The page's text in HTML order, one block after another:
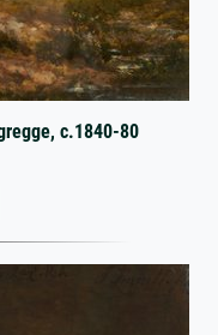
c.1840-80